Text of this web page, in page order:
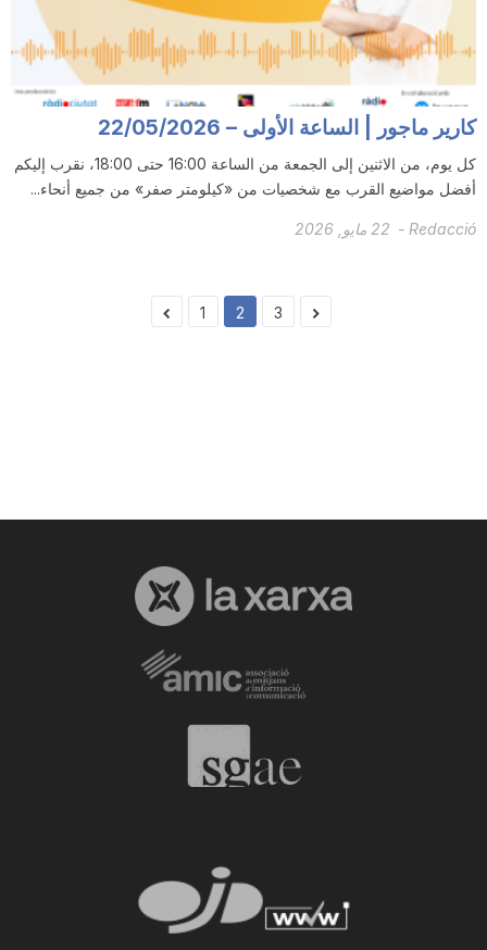
كارير ماجور | الساعة الأولى – 22/05/2026
كل يوم، من الاثنين إلى الجمعة من الساعة 16:00 حتى 18:00، نقرب إليكم
أفضل مواضيع القرب مع شخصيات من «كيلومتر صفر» من جميع أنحاء...
Redacció
- 22 مايو, 2026
1 2 3